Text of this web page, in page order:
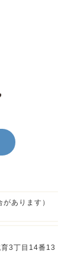
サイト管
滅失その他の
のなくなった
においての
あります）
3丁目14番13